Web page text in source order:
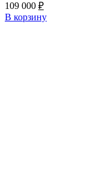
109 000 ₽
В корзину